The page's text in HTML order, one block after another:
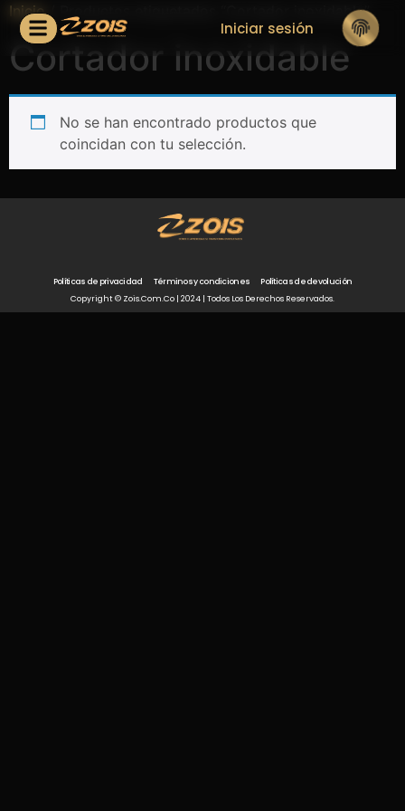
Iniciar sesión
Inicio/ Productos etiquetados “Cortador inoxidable”
Cortador inoxidable
No se han encontrado productos que
coincidan con tu selección.
Políticas de privacidad Términos y condiciones
Políticas de devolución
Copyright © Zois.com.co | 2024 | Todos Los Derechos Reservados.